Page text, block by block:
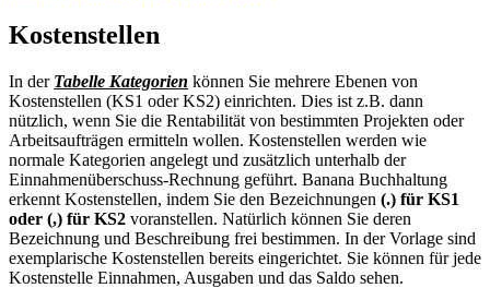
Kostenstellen
In der Tabelle Kategorien können Sie mehrere Ebenen von
Kostenstellen (KS1 oder KS2) einrichten. Dies ist z.B. dann
nützlich, wenn Sie die Rentabilität von bestimmten Projekten oder
Arbeitsaufträgen ermitteln wollen. Kostenstellen werden wie
normale Kategorien angelegt und zusätzlich unterhalb der
Einnahmenüberschuss-Rechnung geführt. Banana Buchhaltung
erkennt Kostenstellen, indem Sie den Bezeichnungen (.) für KS1
oder (,) für KS2 voranstellen. Natürlich können Sie deren
Bezeichnung und Beschreibung frei bestimmen. In der Vorlage sind
exemplarische Kostenstellen bereits eingerichtet. Sie können für jede
Kostenstelle Einnahmen, Ausgaben und das Saldo sehen.